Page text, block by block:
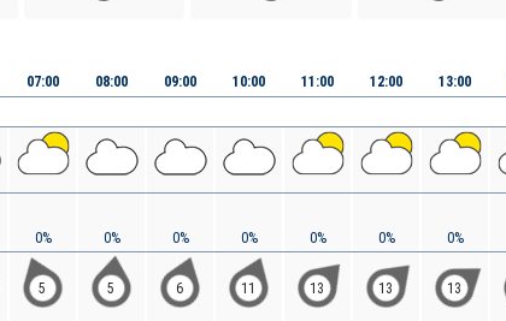
07:00
0%
5
08:00
0%
5
09:00
0%
6
10:00
0%
11
11:00
0%
13
12:00
0%
13
13:00
0%
13